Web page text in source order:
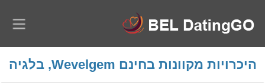
היכרויות מקוונות בחינם Wevelgem, בלגיה